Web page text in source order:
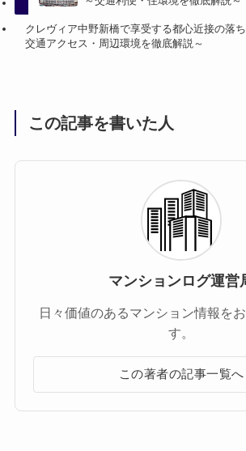
クレヴィア中野新橋で享受する都心近接の落
交通アクセス・周辺環境を徹底解説～
この記事を書いた人
マンションログ運営
日々価値のあるマンション情報を
す。
この著者の記事一覧へ